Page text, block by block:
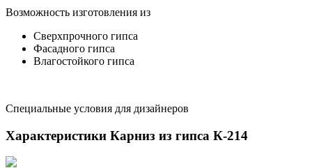
Возможность изготовления из
Сверхпрочного гипса
Фасадного гипса
Влагостойкого гипса
Специальные условия для дизайнеров
Характеристики Карниз из гипса К-214